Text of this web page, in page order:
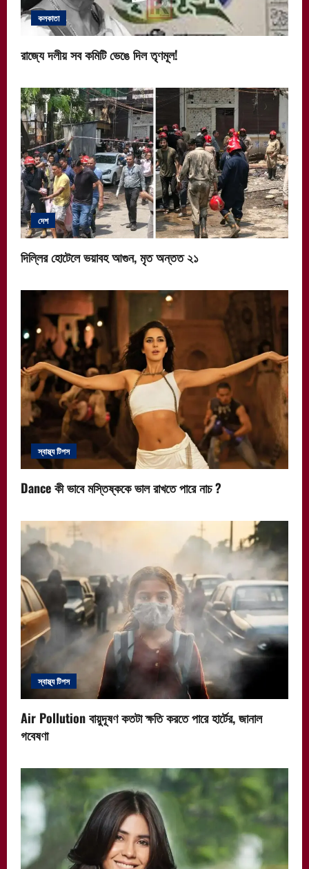
কলকাতা
রাজ্যে দলীয় সব কমিটি ভেঙে দিল তৃণমূল!
দেশ
দিল্লির হোটেলে ভয়াবহ আগুন, মৃত অন্তত ২১
স্বাস্থ্য টিপস
Dance কী ভাবে মস্তিষ্ককে ভাল রাখতে পারে নাচ ?
স্বাস্থ্য টিপস
Air Pollution বায়ুদূষণ কতটা ক্ষতি করতে পারে হার্টের, জানাল
গবেষণা